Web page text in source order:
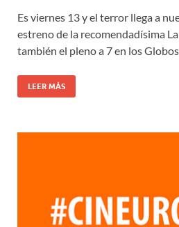
Es viernes 13 y el terror llega a
estreno de la recomendadísima
también el pleno a 7 en los
LEER MÁS